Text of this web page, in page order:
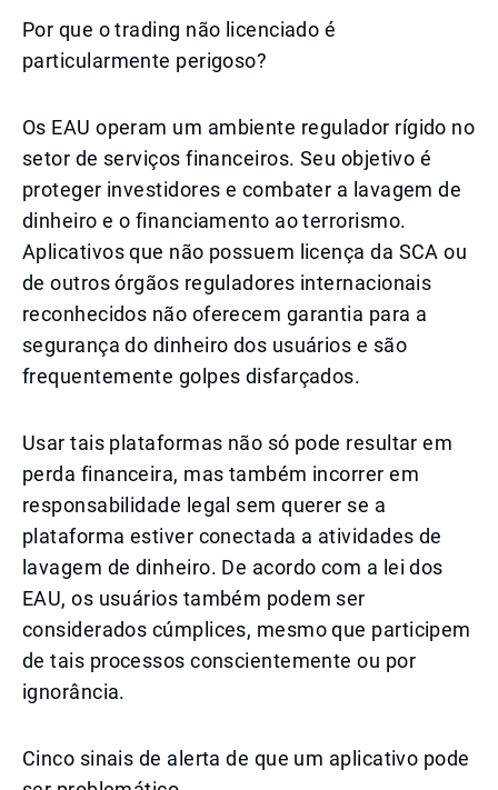
Por que o trading não licenciado é
particularmente perigoso?
Os EAU operam um ambiente regulador rígido no
setor de serviços financeiros. Seu objetivo é
proteger investidores e combater a lavagem de
dinheiro e o financiamento ao terrorismo.
Aplicativos que não possuem licença da SCA ou
de outros órgãos reguladores internacionais
reconhecidos não oferecem garantia para a
segurança do dinheiro dos usuários e são
frequentemente golpes disfarçados.
Usar tais plataformas não só pode resultar em
perda financeira, mas também incorrer em
responsabilidade legal sem querer se a
plataforma estiver conectada a atividades de
lavagem de dinheiro. De acordo com a lei dos
EAU, os usuários também podem ser
considerados cúmplices, mesmo que participem
de tais processos conscientemente ou por
ignorância.
Cinco sinais de alerta de que um aplicativo pode